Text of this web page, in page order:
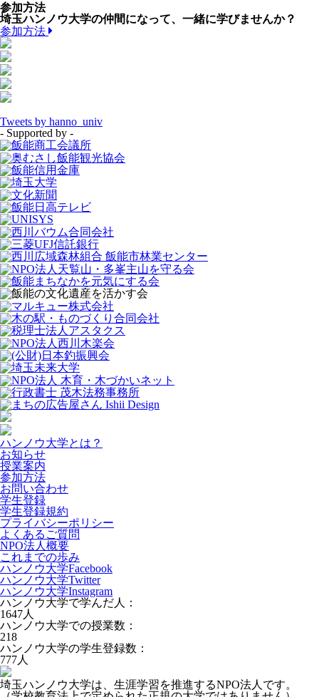
参加方法
埼玉ハンノウ大学の仲間になって、一緒に学びませんか？
参加方法
Tweets by hanno_univ
- Supported by -
ハンノウ大学とは？
お知らせ
授業案内
参加方法
お問い合わせ
学生登録
学生登録規約
プライバシーポリシー
よくあるご質問
NPO法人概要
これまでの歩み
ハンノウ大学Facebook
ハンノウ大学Twitter
ハンノウ大学Instagram
ハンノウ大学で学んだ人：
1647人
ハンノウ大学での授業数：
218
ハンノウ大学の学生登録数：
777人
埼玉ハンノウ大学は、生涯学習を推進するNPO法人です。